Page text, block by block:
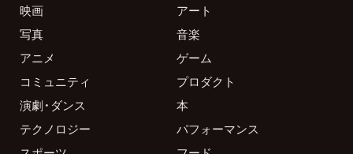
映画
アート
写真
音楽
アニメ
ゲーム
コミュニティ
プロダクト
演劇・ダンス
本
テクノロジー
パフォーマンス